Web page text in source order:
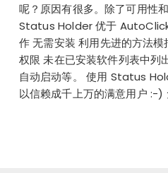
呢？原因有很多。除了可用性
Status Holder 优于
作 无需安装 利用先进的方法
权限 未在已安装软件列表中列
自动启动等。 使用 Status
以信赖成千上万的满意用户